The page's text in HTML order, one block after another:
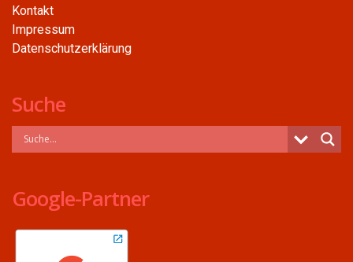
Kontakt
Impressum
Datenschutzerklärung
Suche
Google-Partner